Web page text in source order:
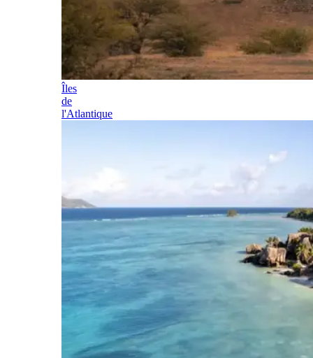
Îles
de
l'Atlantique